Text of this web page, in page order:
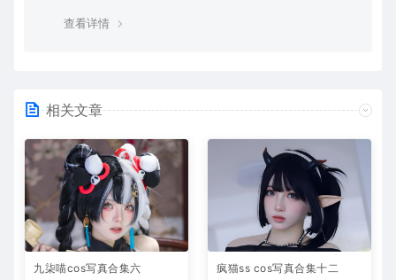
查看详情
相关文章
九柒喵cos写真合集六 疯猫ss cos写真合集十二